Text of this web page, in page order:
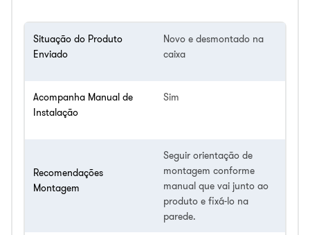
Situação do Produto
Enviado
Novo e desmontado na
caixa
Acompanha Manual de
Instalação
Sim
Recomendações
Montagem
Seguir orientação de
montagem conforme
manual que vai junto ao
produto e fixá-lo na
parede.